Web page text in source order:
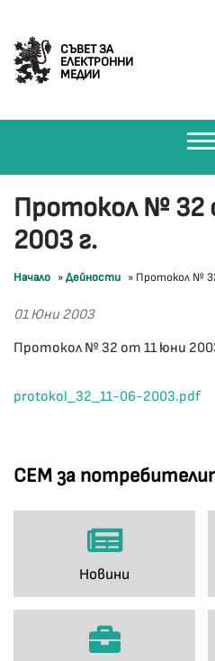
СЪВЕТ ЗА
ЕЛЕКТРОННИ
МЕДИИ
СЕМ за
Новини
Протокол № 32
2003 г.
Начало »Дейности » Протокол №
01 Юни 2003
Протокол № 32 от 11 юни
protokol_32_11-06-2003.pdf